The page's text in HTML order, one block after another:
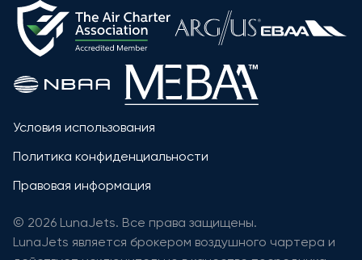
Условия использования
Политика конфиденциальности
Правовая информация
© 2026 LunaJets. Все права защищены.
LunaJets является брокером воздушного чартера и